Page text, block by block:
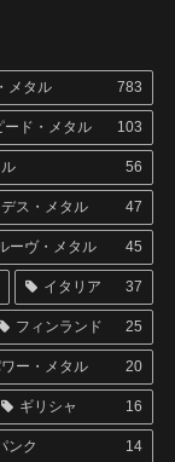
メタル 783
ード・メタル 103
56
デス・メタル 47
ーヴ・メタル 45
イタリア 37
フィンランド 25
ー・メタル 20
ギリシャ 16
ンク 14